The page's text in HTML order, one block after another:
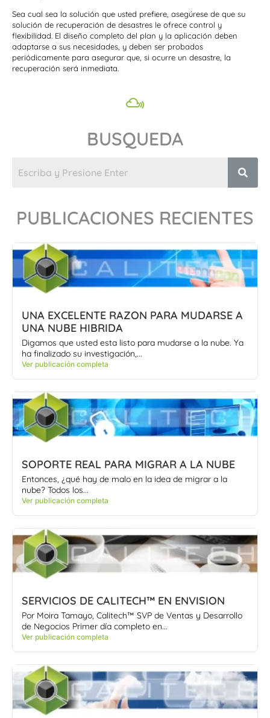
Sea cual sea la solución que usted prefiere, asegúrese de que su
solución de recuperación de desastres le ofrece control y
flexibilidad. El diseño completo del plan y la aplicación deben
adaptarse a sus necesidades, y deben ser probados
periódicamente para asegurar que, si ocurre un desastre, la
recuperación será inmediata.
BUSQUEDA
PUBLICACIONES RECIENTES
UNA EXCELENTE RAZON PARA MUDARSE A
UNA NUBE HIBRIDA
Digamos que usted esta listo para mudarse a la nube. Ya
ha finalizado su investigación,...
Ver publicación completa
SOPORTE REAL PARA MIGRAR A LA NUBE
Entonces, ¿qué hay de malo en la idea de migrar a la
nube? Todos los...
Ver publicación completa
SERVICIOS DE CALITECH™ EN ENVISION
Por Moira Tamayo, Calitech™ SVP de Ventas y Desarrollo
de Negocios Primer día completo en...
Ver publicación completa